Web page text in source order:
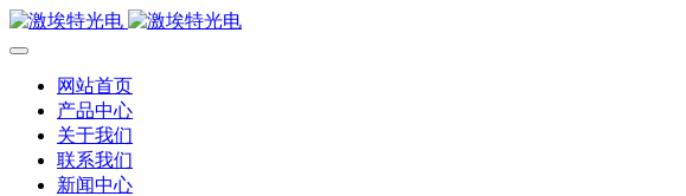
网站首页
产品中心
关于我们
联系我们
新闻中心